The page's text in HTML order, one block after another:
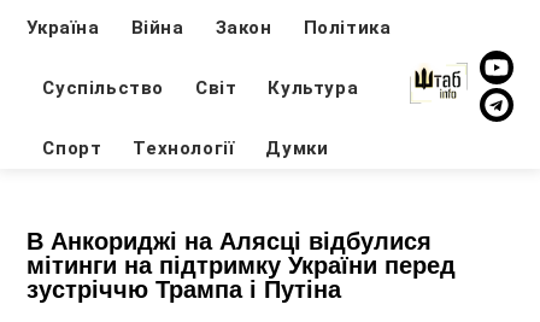
Україна Війна Закон Політика
Суспільство Світ Культура
Спорт Технології Думки
В Анкориджі на Алясці відбулися
мітинги на підтримку України перед
зустріччю Трампа і Путіна